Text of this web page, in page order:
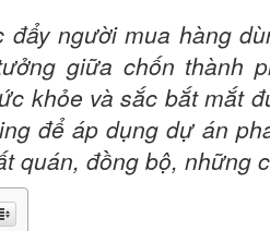
đẩy người mua hàng
giữa chốn thành
khỏe và sắc bắt mắt
để áp dụng dự án
quán, đồng bộ, những